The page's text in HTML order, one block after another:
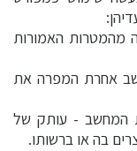
מהמטרות האמורות
אחרת המפרה את
המחשב - עותק של
בה או ברשותו.